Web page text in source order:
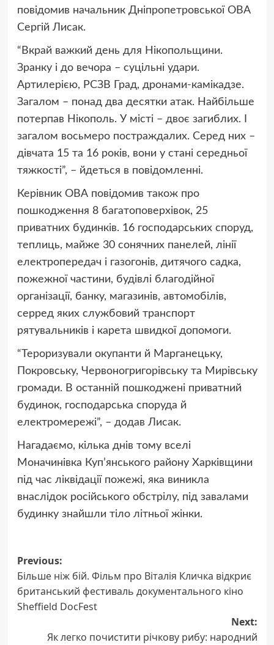
повідомив начальник Дніпропетровської ОВА
Сергій Лисак.
“Вкрай важкий день для Нікопольщини.
Зранку і до вечора – суцільні удари.
Артилерією, РСЗВ Град, дронами-камікадзе.
Загалом – понад два десятки атак. Найбільше
потерпав Нікополь. У місті – двоє загиблих. І
загалом восьмеро постраждалих. Серед них –
дівчата 15 та 16 років, вони у стані середньої
тяжкості”, – йдеться в повідомленні.
Керівник ОВА повідомив також про
пошкодження 8 багатоповерхівок, 25
приватних будинків. 16 господарських споруд,
теплиць, майже 30 сонячних панелей, лінії
електропередач і газогонів, дитячого садка,
пожежної частини, будівлі благодійної
організації, банку, магазинів, автомобілів,
серред яких службовий транспорт
рятувальників і карета швидкої допомоги.
“Тероризували окупанти й Марганецьку,
Покровську, Червоногригорівську та Мирівську
громади. В останній пошкоджені приватний
будинок, господарська споруда й
електромережі”, – додав Лисак.
Нагадаємо, кілька днів тому вселі
Моначинівка Куп’янського району Харківщини
під час ліквідації пожежі, яка виникла
внаслідок російського обстрілу, під завалами
будинку знайшли тіло літньої жінки.
Post
navigation
Previous:
Більше ніж бій. Фільм про Віталія Кличка відкриє
британський фестиваль документального кіно
Sheffield DocFest
Next:
Як легко почистити річкову рибу: народний